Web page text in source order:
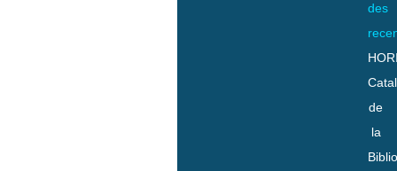
des
de
la